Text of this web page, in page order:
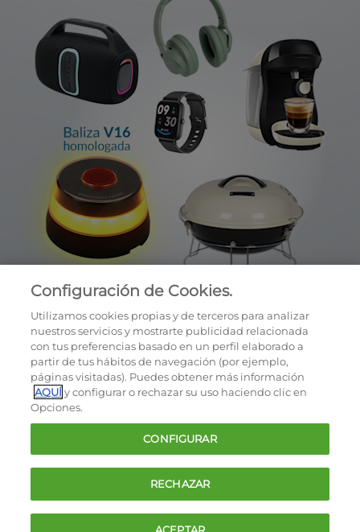
Cookies
Política de privacidad
Términos y condiciones de la oferta
Contacto
FAQ
Configuración de Cookies.
Utilizamos cookies propias y de terceros para analizar
nuestros servicios y mostrarte publicidad relacionada
con tus preferencias basado en un perfil elaborado a
partir de tus hábitos de navegación (por ejemplo,
páginas visitadas). Puedes obtener más información
AQUÍy configurar o rechazar su uso haciendo clic en
Opciones.
CONFIGURAR
RECHAZAR